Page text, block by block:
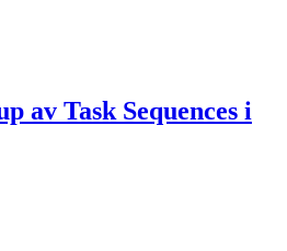
av Task Sequences i